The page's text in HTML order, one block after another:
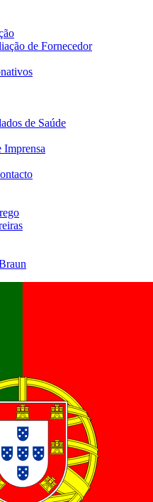
de Fornecedor
de Saúde
Imprensa